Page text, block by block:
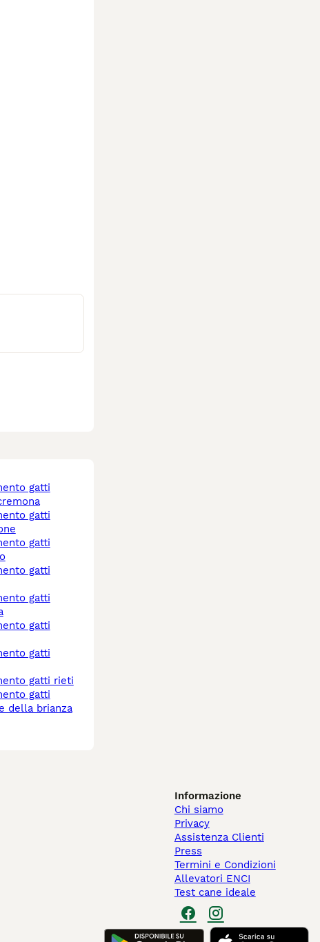
gatti rieti
della brianza
Informazione
Chi siamo
Privacy
Assistenza Clienti
Press
Termini e Condizioni
Allevatori ENCI
Test cane ideale